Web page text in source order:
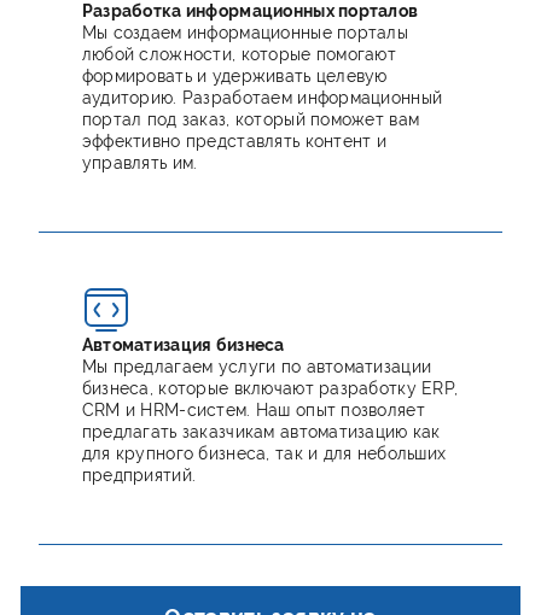
Разработка информационных порталов
Мы создаем информационные порталы
любой сложности, которые помогают
формировать и удерживать целевую
аудиторию. Разработаем информационный
портал под заказ, который поможет вам
эффективно представлять контент и
управлять им.
Автоматизация бизнеса
Мы предлагаем услуги по автоматизации
бизнеса, которые включают разработку ERP,
CRM и HRM-систем. Наш опыт позволяет
предлагать заказчикам автоматизацию как
для крупного бизнеса, так и для небольших
предприятий.